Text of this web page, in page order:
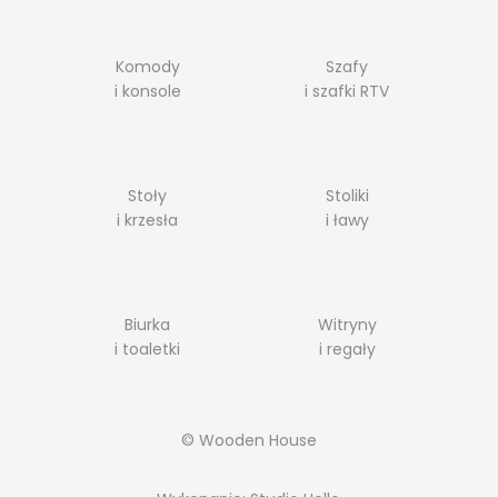
Komody
i konsole
Szafy
i szafki RTV
Stoły
i krzesła
Stoliki
i ławy
Biurka
i toaletki
Witryny
i regały
© Wooden House